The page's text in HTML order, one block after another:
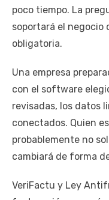
poco tiempo. La
soportará el negocio
obligatoria.
Una empresa
con el software
revisadas, los datos
conectados. Quien
probablemente no
cambiará de forma
VeriFactu y Ley